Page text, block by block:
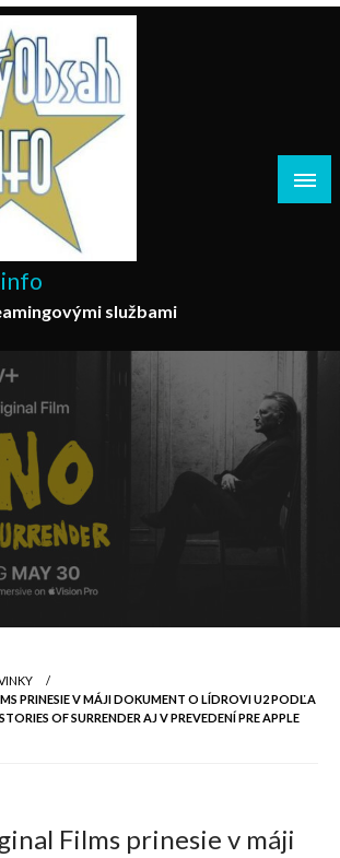
službami
PRINESIE V MÁJI DOKUMENT O LÍDROVI U2 PODĽA
OF SURRENDER AJ V PREVEDENÍ PRE APPLE
Films prinesie v máji